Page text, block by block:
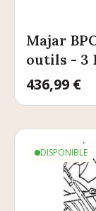
Majar
outils - 3
Prix
436,99 €
DISPONIBLE